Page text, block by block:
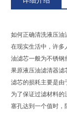
如何正确清洗液压油
在现实生活中，许多
油滤芯一般为不锈钢
果原液压油滤清器滤
滤芯的损耗主要是由
为了保证过滤材料
塞孔达到一个值时，